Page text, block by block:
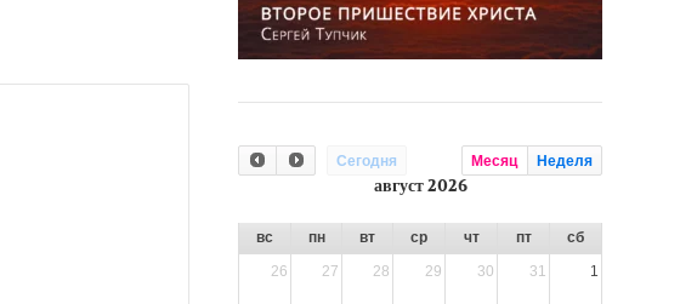
Сегодня Месяц Неделя
август 2026
вс пн вт ср чт пт
сб
26
27 28 29 30 31 1